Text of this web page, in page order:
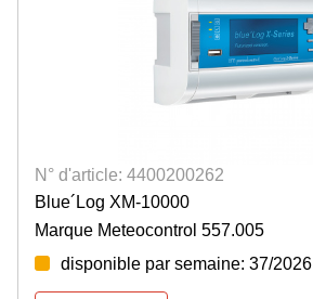
N° d'article: 4400200262
Blue´Log XM-10000
Marque Meteocontrol 557.005
disponible par semaine: 37/2026